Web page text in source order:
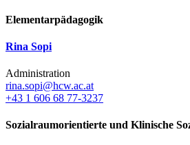
Elementarpädagogik
Rina Sopi
Administration
rina.sopi@hcw.ac.at
+43 1 606 68 77-3237
Sozialraumorientierte und Klinische